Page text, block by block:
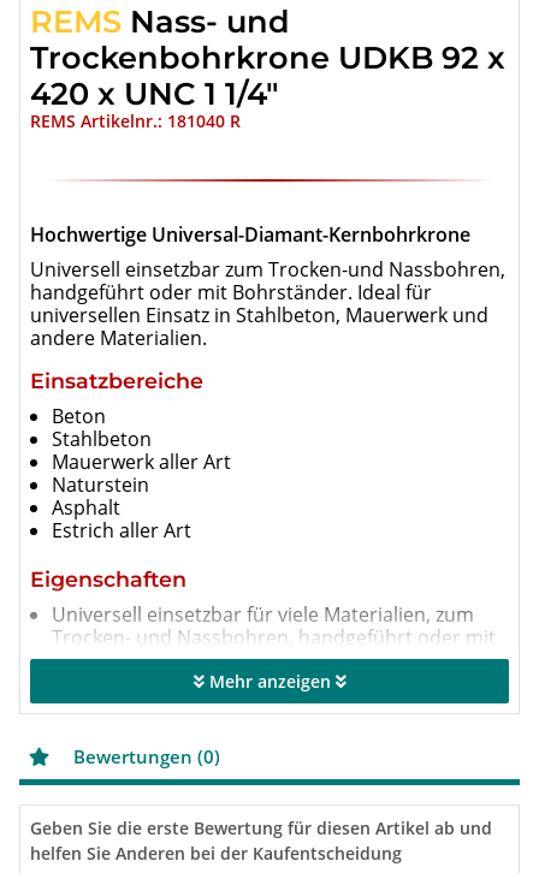
REMS Nass- und
Trockenbohrkrone UDKB 92 x
420 x UNC 1 1/4"
REMS Artikelnr.: 181040 R
Hochwertige Universal-Diamant-Kernbohrkrone
Universell einsetzbar zum Trocken-und Nassbohren,
handgeführt oder mit Bohrständer. Ideal für
universellen Einsatz in Stahlbeton, Mauerwerk und
andere Materialien.
Einsatzbereiche
Beton
Stahlbeton
Mauerwerk aller Art
Naturstein
Asphalt
Estrich aller Art
Eigenschaften
Universell einsetzbar für viele Materialien, zum
Trocken- und Nassbohren, handgeführt oder mit
Bohrständer
Einheitliches Anschlussgewinde UNC 1¼ innen.
Bohrtiefe 420 mm
Diamantanteil und spezieller Bindung
besonders hohe Standzeit
ruhiges Anbohren
hohe Qualität der Lötverbindung
durch einfaches Hartlöten wiederbelegbar
Mehr anzeigen
Bewertungen (0)
Geben Sie die erste Bewertung für diesen Artikel ab und
helfen Sie Anderen bei der Kaufentscheidung